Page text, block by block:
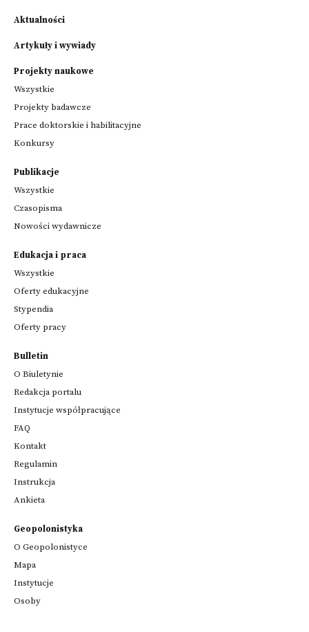
Aktualności
Artykuły i wywiady
Projekty naukowe
Wszystkie
Projekty badawcze
Prace doktorskie i habilitacyjne
Konkursy
Publikacje
Wszystkie
Czasopisma
Nowości wydawnicze
Edukacja i praca
Wszystkie
Oferty edukacyjne
Stypendia
Oferty pracy
Bulletin
O Biuletynie
Redakcja portalu
Instytucje współpracujące
FAQ
Kontakt
Regulamin
Instrukcja
Ankieta
Geopolonistyka
O Geopolonistyce
Mapa
Instytucje
Osoby